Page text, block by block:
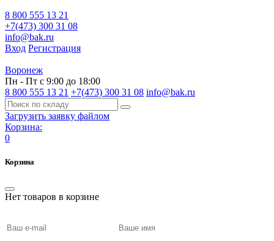
8 800 555 13 21
+7(473) 300 31 08
info@bak.ru
Вход Регистрация
Воронеж
Пн - Пт с 9:00 до 18:00
8 800 555 13 21 +7(473) 300 31 08 info@bak.ru
Загрузить заявку файлом
Корзина:
0
Корзина
Нет товаров в корзине